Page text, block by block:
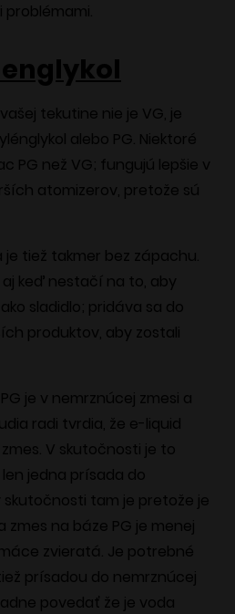
tekutine nie je VG, je
alebo PG. Niektoré
PG než VG; fungujú lepšie v
atomizerov, pretože sú
je tiež takmer bez zápachu.
keď nestačí na to, aby
sladidlo; pridáva sa do
produktov, aby zostali
je v nemrznúcej zmesi a
radi tvrdia, že e-liquid
V skutočnosti je to
jedna prísada do
skutočnosti tam je pretože je
zmes na báze PG je menej
zvieratá. Je potrebné
prísadou do nemrznúcej
povedať že je voda